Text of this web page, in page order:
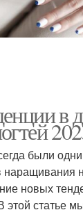
в
были
новых
этой статье